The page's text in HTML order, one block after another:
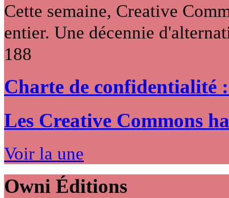
Cette semaine, Creative
entier. Une décennie
188
Charte de confidentialité
Les Creative Commons
Voir la une
Owni Éditions